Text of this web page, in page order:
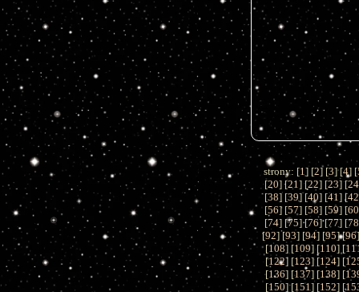
strony: [1] [2] [3] [4] [
[20] [21] [22] [23] [24
[38] [39] [40] [41] [42
[56] [57] [58] [59] [60
[74] [75] [76] [77] [78
[92] [93] [94] [95] [96
[108] [109] [110] [
[122] [123] [124] [
[136] [137] [138] [
[150] [151] [152] [